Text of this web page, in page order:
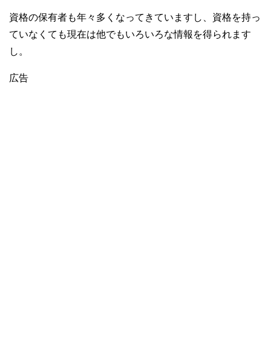
資格の保有者も年々多くなってきていますし、資格を持っ
ていなくても現在は他でもいろいろな情報を得られます
し。
広告